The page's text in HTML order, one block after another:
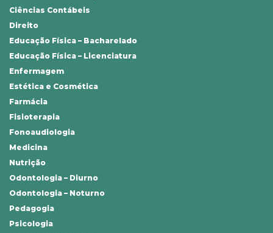
Ciências Contábeis
Direito
Educação Física – Bacharelado
Educação Física – Licenciatura
Enfermagem
Estética e Cosmética
Farmácia
Fisioterapia
Fonoaudiologia
Medicina
Nutrição
Odontologia – Diurno
Odontologia – Noturno
Pedagogia
Psicologia